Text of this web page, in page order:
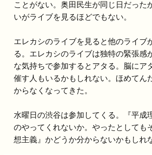
ことがない。奥田民生が同じ日だった
いがライブを見るほどでもない。
エレカシのライブを見ると他のライブ
る。エレカシのライブは独特の緊張感
な気持ちで参加するとアタる。脳にア
催す人もいるかもしれない。ほめてん
からなくなってきた。
水曜日の渋谷は参加してくる。『平成
のやってくれないか。やったとしても
想主義』かどうか分からないかもしれ